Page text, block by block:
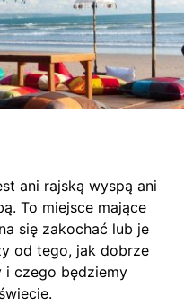
ani rajską wyspą ani
To miejsce mające
się zakochać lub je
od tego, jak dobrze
czego będziemy